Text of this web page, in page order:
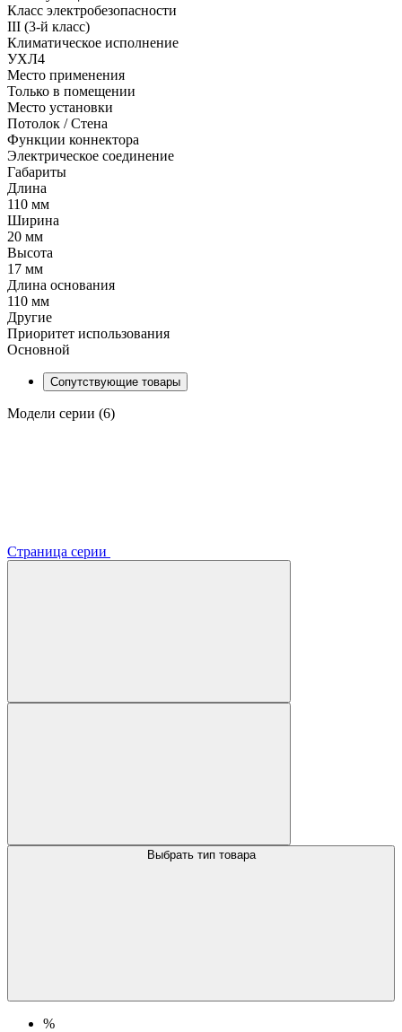
Класс электробезопасности
III (3-й класс)
Климатическое исполнение
УХЛ4
Место применения
Только в помещении
Место установки
Потолок / Cтена
Функции коннектора
Электрическое соединение
Габариты
Длина
110 мм
Ширина
20 мм
Высота
17 мм
Длина основания
110 мм
Другие
Приоритет использования
Основной
Сопутствующие товары
Модели серии (6)
Страница серии
Выбрать тип товара
%